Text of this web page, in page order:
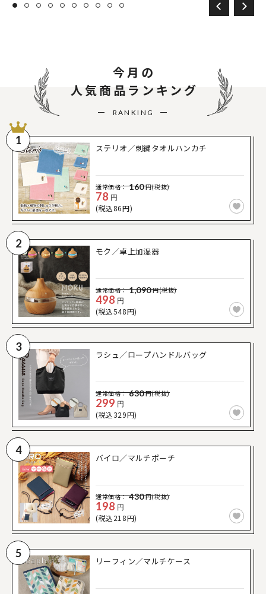
今月の
人気商品ランキング
RANKING
1
ステリオ／刺繍タオルハンカチ
通常価格： 160円(税抜)
78 円
(税込86円)
2
モク／卓上加湿器
通常価格： 1,090円(税抜)
498 円
(税込548円)
3
ラシュ／ロープハンドルバッグ
通常価格： 630円(税抜)
299 円
(税込329円)
4
バイロ／マルチポーチ
通常価格： 430円(税抜)
198 円
(税込218円)
5
リーフィン／マルチケース